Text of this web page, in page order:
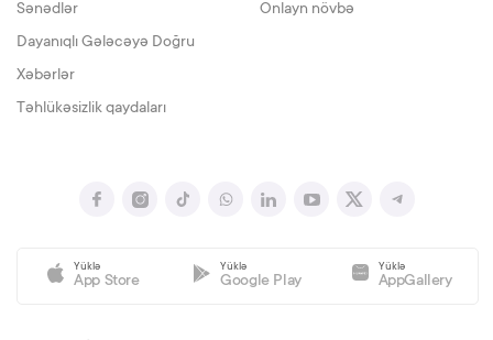
Sənədlər
Dayanıqlı Gələcəyə Doğru
Xəbərlər
Təhlükəsizlik qaydaları
Onlayn növbə
Yüklə
App Store
Yüklə
Google Play
Yüklə
AppGallery